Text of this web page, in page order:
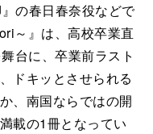
の春日春奈役などで
～』は、高校卒業直
台に、卒業前ラスト
ドキッとさせられる
、南国ならではの開
載の1冊となってい